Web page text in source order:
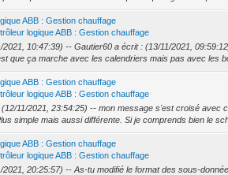
ABB : Gestion chauffage
logique ABB : Gestion chauffage
10:47:39) -- Gautier60 a écrit : (13/11/2021,
que ça marche avec les calendriers mais pas avec les
ABB : Gestion chauffage
logique ABB : Gestion chauffage
11/2021, 23:54:25) -- mon message s'est croisé avec
simple mais aussi différente. Si je comprends bien le
ABB : Gestion chauffage
logique ABB : Gestion chauffage
2021, 20:25:57) -- As-tu modifié le format des sous-